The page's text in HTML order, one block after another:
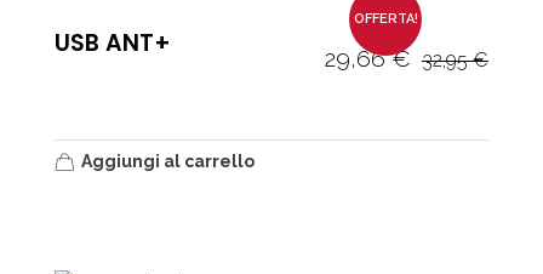
OFFERTA!
USB ANT+ 29,66€ 32,95€
Aggiungi al carrello